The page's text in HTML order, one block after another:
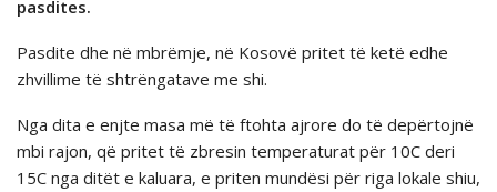
pasdites.
Pasdite dhe në mbrëmje, në Kosovë pritet të ketë edhe
zhvillime të shtrëngatave me shi.
Nga dita e enjte masa më të ftohta ajrore do të depërtojnë
mbi rajon, që pritet të zbresin temperaturat për 10C deri
15C nga ditët e kaluara, e priten mundësi për riga lokale shiu,